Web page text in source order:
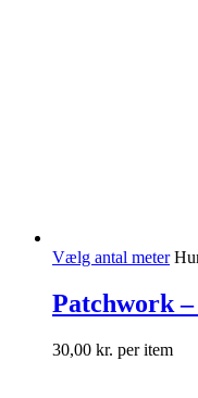
Vælg antal meter
Patchwork
30,00 kr. per item